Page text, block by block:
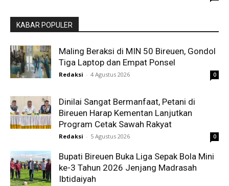
KABAR POPULER
Maling Beraksi di MIN 50 Bireuen, Gondol
Tiga Laptop dan Empat Ponsel
Redaksi - 4 Agustus 2026 0
Dinilai Sangat Bermanfaat, Petani di
Bireuen Harap Kementan Lanjutkan
Program Cetak Sawah Rakyat
Redaksi - 5 Agustus 2026 0
Bupati Bireuen Buka Liga Sepak Bola Mini
ke-3 Tahun 2026 Jenjang Madrasah
Ibtidaiyah